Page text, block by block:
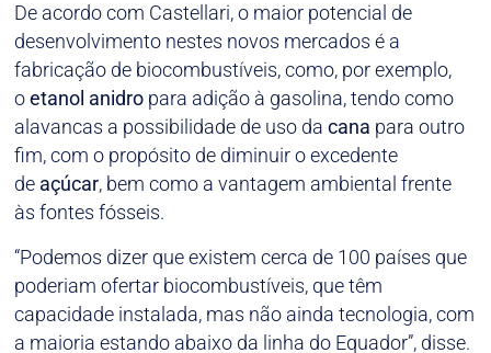
De acordo com Castellari, o maior potencial de
desenvolvimento nestes novos mercados é a
fabricação de biocombustíveis, como, por exemplo,
oetanol anidro para adição à gasolina, tendo como
alavancas a possibilidade de uso dacana para outro
fim, com o propósito de diminuir o excedente
de açúcar, bem como a vantagem ambiental frente
às fontes fósseis.
“Podemos dizer que existem cerca de 100 países que
poderiam ofertar biocombustíveis, que têm
capacidade instalada, mas não ainda tecnologia, com
a maioria estando abaixo da linha do Equador”, disse.